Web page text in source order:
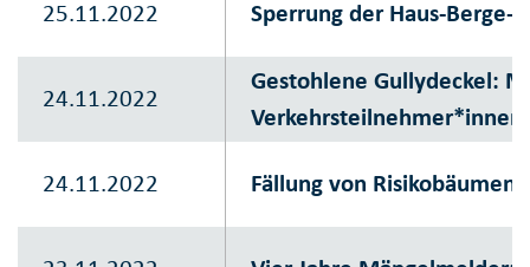
25.11.2022 Sperrung der Haus-
24.11.2022
Gestohlene Gullydeckel:
Verkehrsteilnehmer*innen
24.11.2022 Fällung von Risikobäumen